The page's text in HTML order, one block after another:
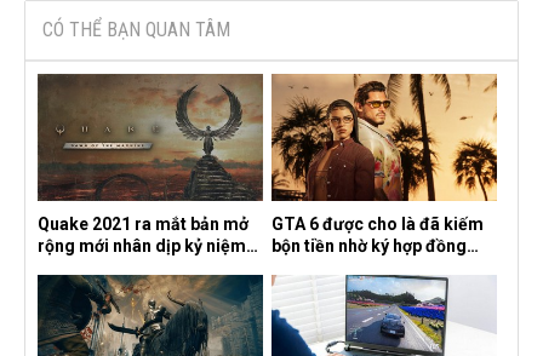
CÓ THỂ BẠN QUAN TÂM
Quake 2021 ra mắt bản mở
rộng mới nhân dịp kỷ niệm
the Machine
GTA 6 được cho là đã kiếm
bộn tiền nhờ ký hợp đồng